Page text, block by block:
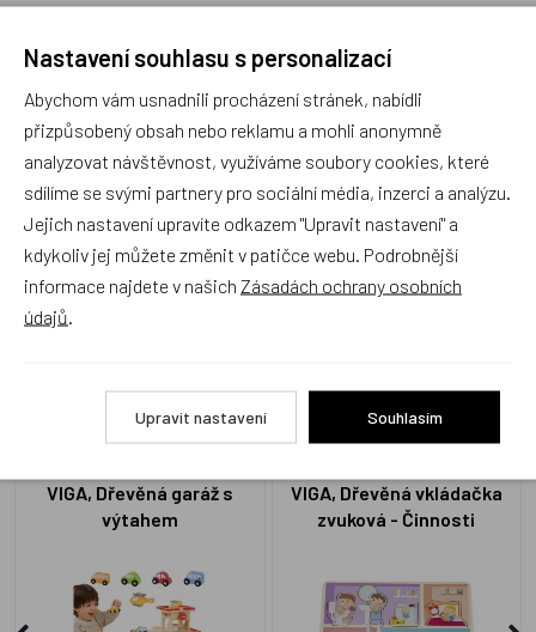
Recenze
Produkt zatím nemá žádné hodnocení,buďte první, kdo
produkt ohodnotí!
Přidat hodnocení
Zboží se stejným motivem
VIGA, Dřevěná garáž s
výtahem
VIGA, Dřevěná vkládačka
zvuková - Činnosti
Nastavení souhlasu s personalizací
Abychom vám usnadnili procházení stránek, nabídli
přizpůsobený obsah nebo reklamu a mohli anonymně
analyzovat návštěvnost, využíváme soubory cookies, které
sdílíme se svými partnery pro sociální média, inzerci a analýzu.
Jejich nastavení upravíte odkazem "Upravit nastavení" a
kdykoliv jej můžete změnit v patičce webu. Podrobnější
informace najdete v našich Zásadách ochrany osobních
údajů
Upravit nastavení Souhlasím